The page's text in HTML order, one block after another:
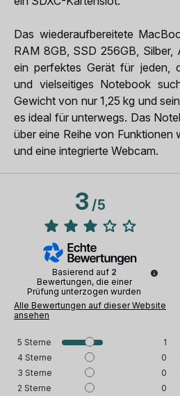
Das wiederaufbereitete
RAM 8GB, SSD 256GB, Silber,
ein perfektes Gerät für jeden,
und vielseitiges Notebook
Gewicht von nur 1,25 kg und
es ideal für unterwegs. Das
über eine Reihe von Funktionen
und eine integrierte Webcam.
3/5
Basierend auf 2
Bewertungen, die einer
Prüfung unterzogen wurden
Alle Bewertungen auf dieser Website
ansehen
5 Sterne
1
4 Sterne
0
3 Sterne
0
2 Sterne
0